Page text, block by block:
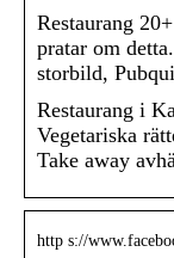
Restaurang
pratar om
storbild,
Restaurang i
Vegetariska
Take away
http s://